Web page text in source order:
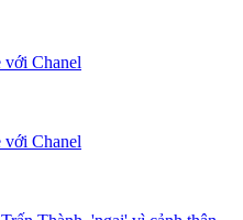
với Chanel
với Chanel